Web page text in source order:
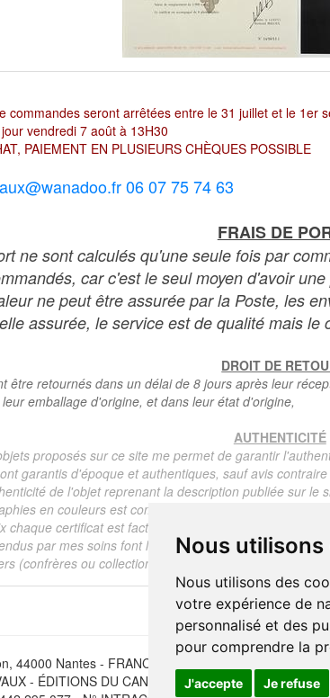
Nous
Nous utilisons des
votre expérience de
personnalisé et des
pour comprendre la
J'accepte Je refuse
commandes seront arrêtées entre le 31 juillet et le 1er
vendredi 7 août à 13H30
PAIEMENT EN PLUSIEURS CHÈQUES POSSIBLE
06 07 75 74 63
FRAIS DE
ne sont calculés qu'une seule fois par
car c'est le seul moyen d'avoir
ne peut être assurée par la Poste, les
assurée, le service est de qualité mais le
DROIT DE
être retournés dans un délai de 8 jours après leur
emballage d'origine, et dans leur état d'origine,
AUTHENTICITÉ
proposés sur ce site me permet de garantir
garantis d'époque et authentiques, sauf avis
de l'objet reprenant la description publiée sur
en couleurs est communiqué automatiquement
chaque certificat est facturé 5 euros.
par mes soins font l'objet d'un certificat
(confrères ou collectionneurs).
44000 Nantes - FRANCE - Tél. (33) 02 40 733 600 —
- ÉDITIONS DU CANONNIER SARL au capital de